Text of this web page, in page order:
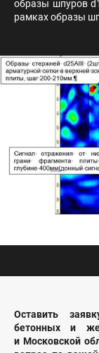
образы шпуров
рамках образы
Оставить
бетонных и
и Московской